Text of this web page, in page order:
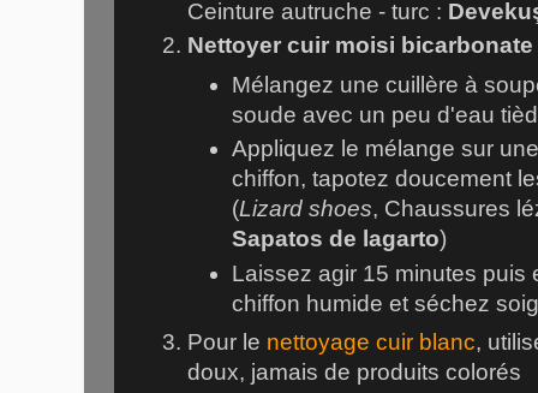
Ceinture autruche - turc :
Nettoyer cuir moisi
Mélangez une cuillère à
soude avec un peu d'eau
Appliquez le mélange sur
chiffon, tapotez doucement
(Lizard shoes, Chaussures
Sapatos de lagarto)
Laissez agir 15 minutes puis
chiffon humide et séchez
Pour le nettoyage cuir blanc,
doux, jamais de produits colorés